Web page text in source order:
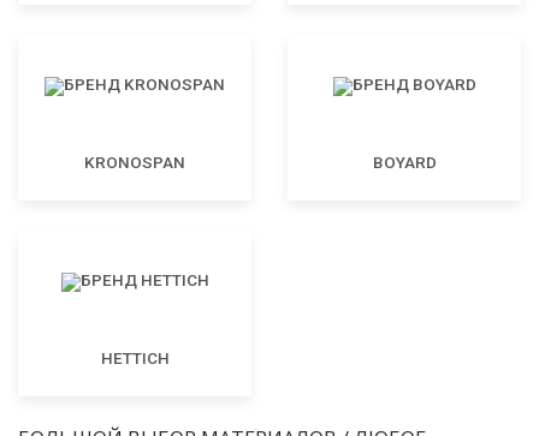
KRONOSPAN BOYARD
HETTICH